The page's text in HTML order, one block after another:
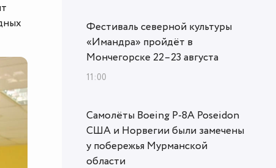
Фестиваль северной культуры
«Имандра» пройдёт в
Мончегорске 22–23 августа
11:00
Самолёты Boeing P-8A Poseidon
США и Норвегии были замечены
у побережья Мурманской
области